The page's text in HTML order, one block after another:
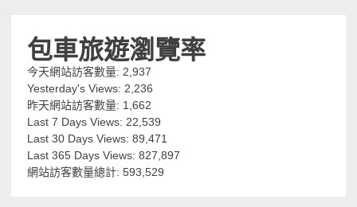
包車旅遊瀏覽率
今天網站訪客數量: 2,937
Yesterday's Views: 2,236
昨天網站訪客數量: 1,662
Last 7 Days Views: 22,539
Last 30 Days Views:89,471
Last 365 Days Views:827,897
網站訪客數量總計:593,529